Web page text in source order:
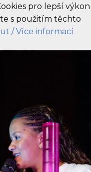
CZ
pro lepší výkon
s použitím těchto
/ Více informací